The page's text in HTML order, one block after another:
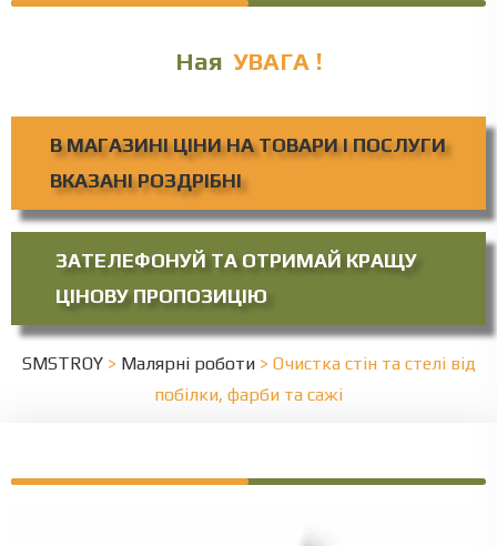
Наявність УВАГА !
В МАГАЗИНІ ЦІНИ НА ТОВАРИ І ПОСЛУГИ
ВКАЗАНІ РОЗДРІБНІ
ЗАТЕЛЕФОНУЙ ТА ОТРИМАЙ КРАЩУ
ЦІНОВУ ПРОПОЗИЦІЮ
SMSTROY> Малярні роботи> Очистка стін та стелі від
побілки, фарби та сажі